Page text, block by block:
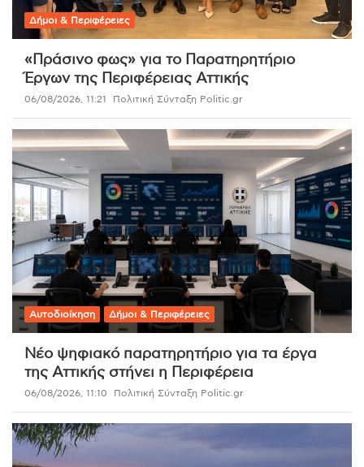
Δήμοι & Περιφέρειες
«Πράσινο φως» για το Παρατηρητήριο
Έργων της Περιφέρειας Αττικής
06/08/2026, 11:21 Πολιτική Σύνταξη Politic.gr
Αυτοδιοίκηση Δήμοι & Περιφέρειες
Νέο ψηφιακό παρατηρητήριο για τα έργα
της Αττικής στήνει η Περιφέρεια
06/08/2026, 11:10 Πολιτική Σύνταξη Politic.gr